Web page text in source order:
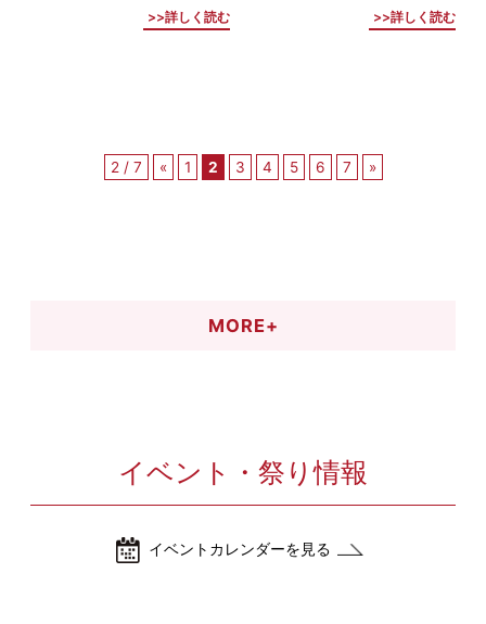
詳しく読む 詳しく読む
2 / 7 « 1 2 3 4 5 6 7 »
MORE+
イベント・祭り情報
イベントカレンダーを見る